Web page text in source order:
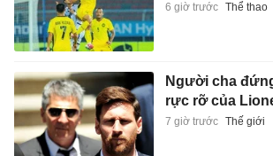
6 giờ trước Thể thao
Người cha
rực rỡ của
7 giờ trước Thế giới